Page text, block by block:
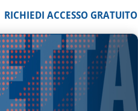
RICHIEDI ACCESSO GRATUITO